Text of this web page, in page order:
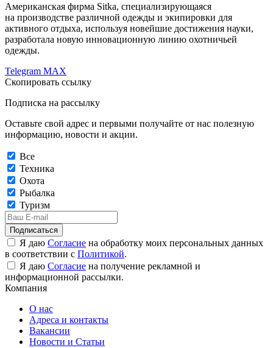
Американская фирма Sitka, специализирующаяся
на производстве различной одежды и экипировки для
активного отдыха, используя новейшие достижения науки,
разработала новую инновационную линию охотничьей
одежды.
Telegram MAX
Скопировать ссылку
Подписка на рассылку
Оставьте свой адрес и первыми получайте от нас полезную
информацию, новости и акции.
Все
Техника
Охота
Рыбалка
Туризм
Подписаться
Я даю Согласие на обработку моих персональных данных
в соответствии с Политикой.
Я даю Согласие на получение рекламной и
информационной рассылки.
Компания
О нас
Адреса и контакты
Вакансии
Новости и Статьи